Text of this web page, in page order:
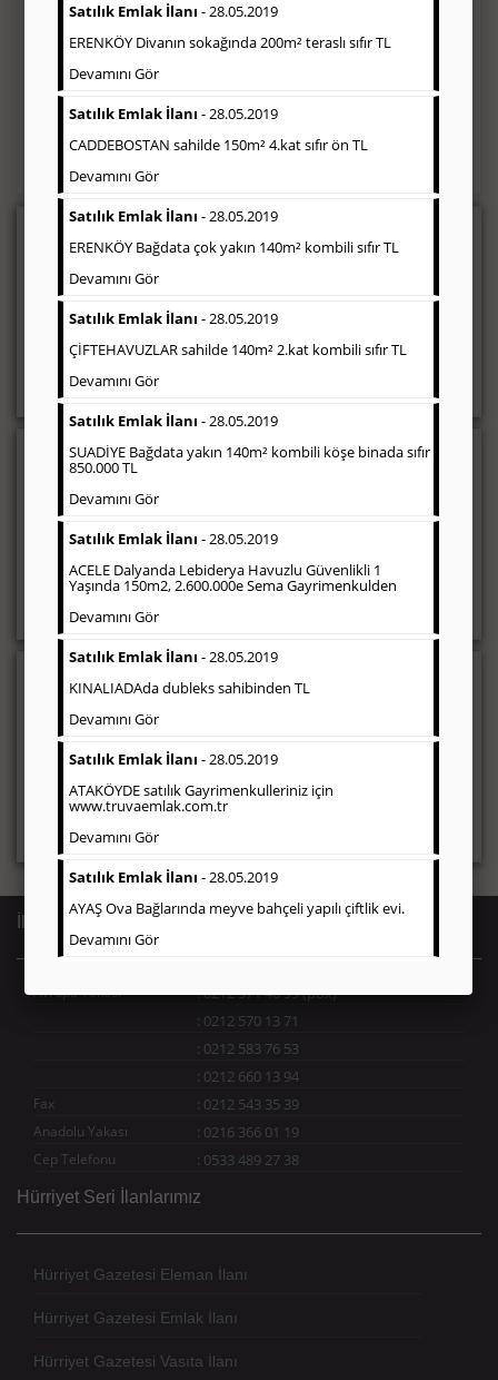
Seri İlan
Gazetede seri ilan sayfaları; eleman ilanı, emlak ilanı, vasıta ilanı,
zayi ilanı ve çeşitli seri ilan bloğunun yayınlandığı sayfalardır. Bu
seri ilan, Türkiye baskısı yayınlandığı gibi, bölgesel (İstanbul,
Ankara, Ege, Akdeniz, Çukurova, vb) olarak da
yayınlanabilmektedir.
Sosyal İlan
(Hürriyet Vefat ilanı, Başsağlığı,
Gazetelerin sosyal ilan (vefat ilanı, anma, başsağlığı, teşekkür
vb.) diye adlandırdığı, ticari amaç gütmeyen bu ilan çeşidin de
fiyatlandırma ilanın kapladığı alan üzerinden fiyatlandırılır.
Diğer çerçeveli ilanlara göre daha ekonomiktir.
Ticari İlan (Hürriyet Gazetesi Reklam)
Firmaların; tanıtımlarının, duyuru ve kampanyalarının yapıldığı,
çerçeveli ilan çeşididir. Finans, İnşaat, Turizm, Eğitim, Otomotiv
sektörleri başta olmak üzere bütün sektörler Hürriyet gazetesi
ticari ilanları tercih etmektedirler.
İletişim Bilgileri
Avrupa Yakası :0212 571 46 99 (pbx)
: 0212 570 13 71
: 0212 583 76 53
: 0212 660 13 94
Fax : 0212 543 35 39
Anadolu Yakası : 0216 366 01 19
Cep Telefonu : 0533 489 27 38
Hürriyet Seri İlanlarımız
Hürriyet Gazetesi Eleman İlanı
Hürriyet Gazetesi Emlak İlanı
Hürriyet Gazetesi Vasıta İlanı
Satılık Emlak İlanı - 28.05.2019
ERENKÖY Divanın sokağında 200m² teraslı sıfır TL
Devamını Gör
Satılık Emlak İlanı - 28.05.2019
CADDEBOSTAN sahilde 150m² 4.kat sıfır ön TL
Devamını Gör
Satılık Emlak İlanı - 28.05.2019
ERENKÖY Bağdata çok yakın 140m² kombili sıfır TL
Devamını Gör
Satılık Emlak İlanı - 28.05.2019
ÇİFTEHAVUZLAR sahilde 140m² 2.kat kombili sıfır TL
Devamını Gör
Satılık Emlak İlanı - 28.05.2019
SUADİYE Bağdata yakın 140m² kombili köşe binada sıfır
850.000 TL
Devamını Gör
Satılık Emlak İlanı - 28.05.2019
ACELE Dalyanda Lebiderya Havuzlu Güvenlikli 1
Yaşında 150m2, 2.600.000e Sema Gayrimenkulden
Devamını Gör
Satılık Emlak İlanı - 28.05.2019
KINALIADAda dubleks sahibinden TL
Devamını Gör
Satılık Emlak İlanı - 28.05.2019
ATAKÖYDE satılık Gayrimenkulleriniz için
www.truvaemlak.com.tr
Devamını Gör
Satılık Emlak İlanı - 28.05.2019
AYAŞ Ova Bağlarında meyve bahçeli yapılı çiftlik evi.
Devamını Gör